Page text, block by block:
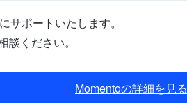
ポートいたします。
ください。
Momentoの詳細を見る